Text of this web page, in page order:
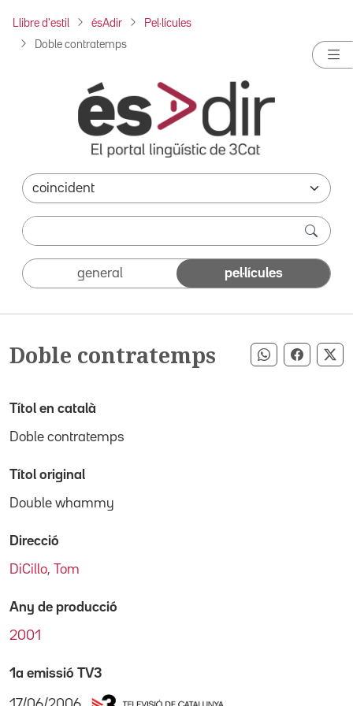
Llibre d'estil ésAdir Pel·lícules
Doble contratemps
general pel·lícules
Doble contratemps Compartir
Títol en català
Doble contratemps
Títol original
Double whammy
Direcció
DiCillo, Tom
Any de producció
2001
1a emissió TV3